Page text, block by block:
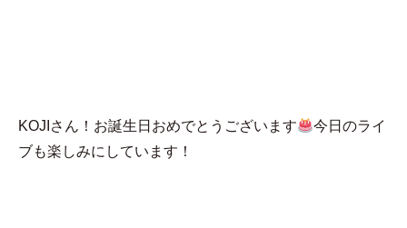
KOJIさん！お誕生日おめでとうございます
今日のライ
ブも楽しみにしています！